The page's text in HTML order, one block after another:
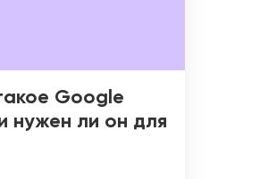
Google
нужен ли он для